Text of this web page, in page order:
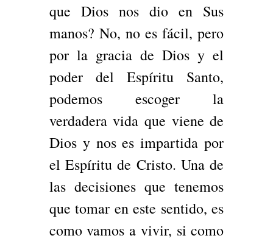
que Dios nos dio en Sus
manos? No, no es fácil, pero
por la gracia de Dios y el
poder del Espíritu Santo,
podemos escoger la
verdadera vida que viene de
Dios y nos es impartida por
el Espíritu de Cristo. Una de
las decisiones que tenemos
que tomar en este sentido, es
como vamos a vivir, si como